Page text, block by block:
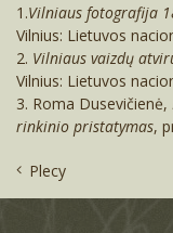
1.Vilniaus fotografija
Vilnius: Lietuvos
2. Vilniaus vaizdų
Vilnius: Lietuvos
3. Roma Dusevičienė,
rinkinio pristatymas,
Plecy